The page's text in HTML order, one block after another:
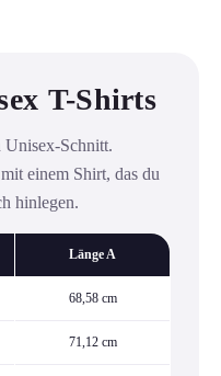
T-Shirts
Unisex-Schnitt.
einem Shirt, das du
hinlegen.
Länge A
68,58 cm
71,12 cm